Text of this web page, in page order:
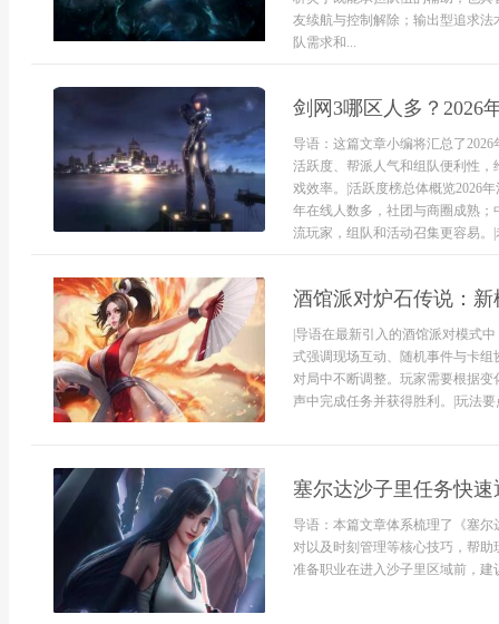
友续航与控制解除；输出型追求
队需求和...
剑网3哪区人多？2026
导语：这篇文章小编将汇总了
活跃度、帮派人气和组队便利性
戏效率。|活跃度榜总体概览2026
年在线人数多，社团与商圈成熟
流玩家，组队和活动召集更容易。|
酒馆派对炉石传说：新
|导语在最新引入的酒馆派对模式
式强调现场互动、随机事件与卡
对局中不断调整。玩家需要根据
声中完成任务并获得胜利。|玩法
塞尔达沙子里任务快速
导语：本篇文章体系梳理了《塞
对以及时刻管理等核心技巧，帮
准备职业在进入沙子里区域前，建